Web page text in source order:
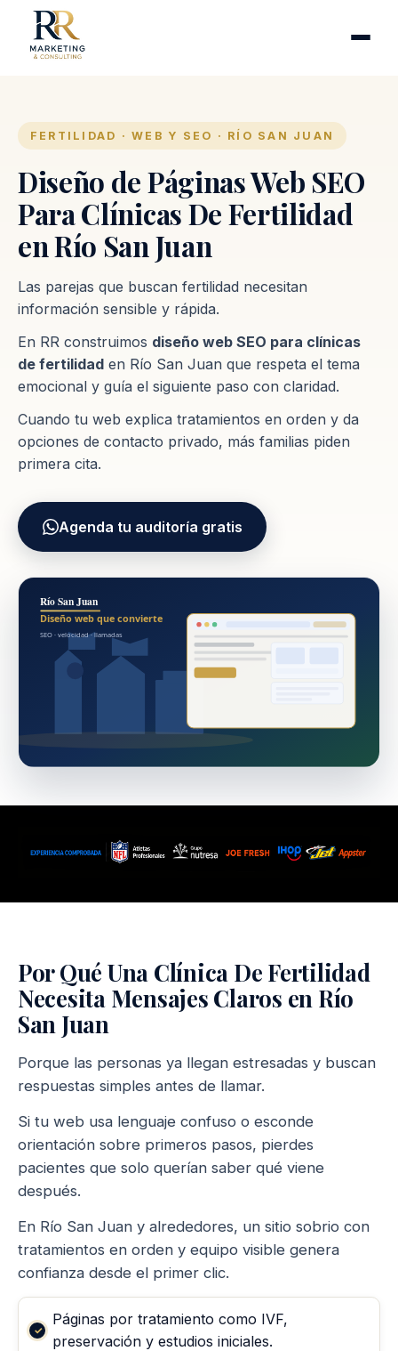
Industrias
Proceso
Contacto
FERTILIDAD · WEB Y SEO · RÍO SAN JUAN
Diseño de Páginas Web SEO
Para Clínicas De Fertilidad
en Río San Juan
Las parejas que buscan fertilidad necesitan
información sensible y rápida.
En RR construimos diseño web SEO para clínicas
de fertilidad en Río San Juan que respeta el tema
emocional y guía el siguiente paso con claridad.
Cuando tu web explica tratamientos en orden y da
opciones de contacto privado, más familias piden
primera cita.
Agenda tu auditoría gratis
Por Qué Una Clínica De Fertilidad
Necesita Mensajes Claros en Río
San Juan
Porque las personas ya llegan estresadas y buscan
respuestas simples antes de llamar.
Si tu web usa lenguaje confuso o esconde
orientación sobre primeros pasos, pierdes
pacientes que solo querían saber qué viene
después.
En Río San Juan y alrededores, un sitio sobrio con
tratamientos en orden y equipo visible genera
confianza desde el primer clic.
Páginas por tratamiento como IVF,
preservación y estudios iniciales.